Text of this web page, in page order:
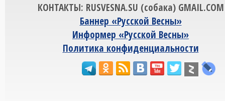
КОНТАКТЫ: RUSVESNA.SU (собака) GMAIL.COM
Баннер «Русской Весны»
Информер «Русской Весны»
Политика конфиденциальности